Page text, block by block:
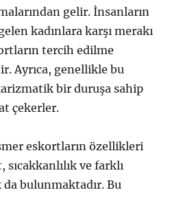
gelir. İnsanların
kadınlara karşı merakı
tercih edilme
Ayrıca, genellikle bu
bir duruşa sahip
çekerler.
eskortların özellikleri
ve farklı
da bulunmaktadır. Bu